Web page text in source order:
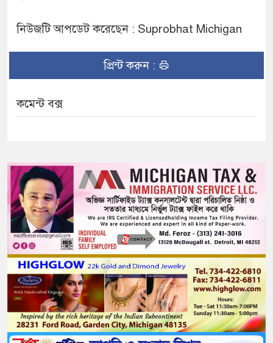
নিউজটি আপডেট করেছেন : Suprobhat Michigan
প্রিন্ট করুন :
কমেন্ট বক্স